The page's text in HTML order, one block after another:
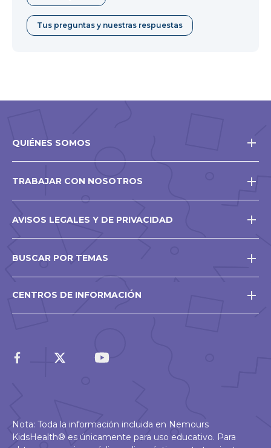
Tus preguntas y nuestras respuestas
QUIÉNES SOMOS
TRABAJAR CON NOSOTROS
AVISOS LEGALES Y DE PRIVACIDAD
BUSCAR POR TEMAS
CENTROS DE INFORMACIÓN
Nota: Toda la información incluida en Nemours
KidsHealth® es únicamente para uso educativo. Para